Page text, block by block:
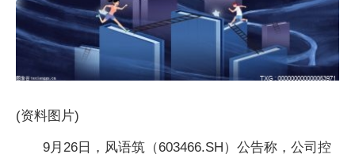
(资料图片)
9月26日，风语筑（603466.SH）公告称，公司控